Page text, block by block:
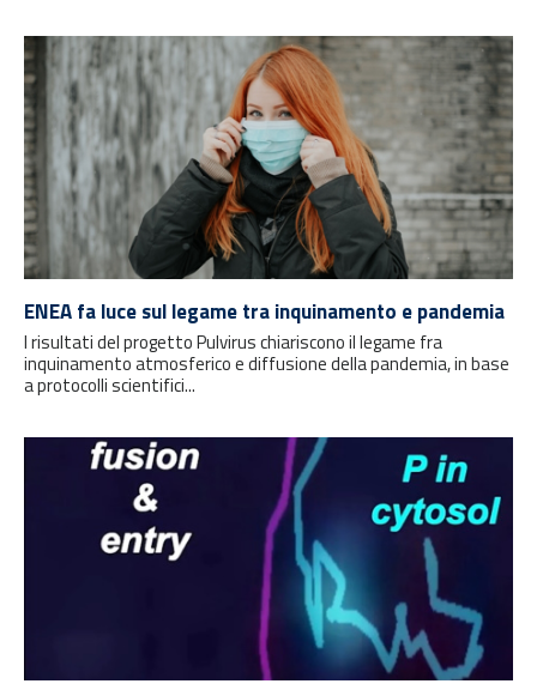
ENEA fa luce sul legame tra inquinamento e pandemia
I risultati del progetto Pulvirus chiariscono il legame fra
inquinamento atmosferico e diffusione della pandemia, in base
a protocolli scientifici...